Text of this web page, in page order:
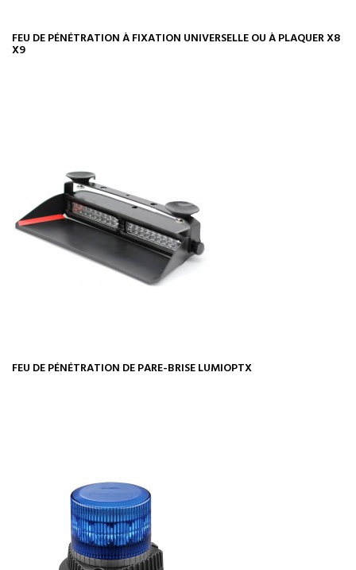
FEU DE PÉNÉTRATION À FIXATION UNIVERSELLE OU À PLAQUER X8
X9
FEU DE PÉNÉTRATION DE PARE-BRISE LUMIOPTX